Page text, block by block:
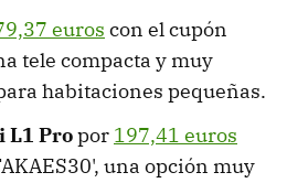
euros con el cupón
tele compacta y muy
habitaciones pequeñas.
L1 Propor 197,41 euros
una opción muy